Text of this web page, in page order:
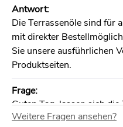
Antwort:
Die Terrassenöle sind für
mit direkter
Sie unsere ausführlichen
Produktseiten.
Frage:
Guten Tag, lassen sich
mischen? ( z.B. Walnuss
Weitere Fragen ansehen?